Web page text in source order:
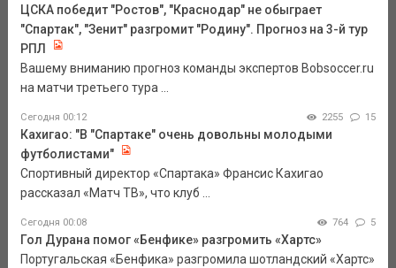
ЦСКА победит "Ростов", "Краснодар" не обыграет
"Спартак", "Зенит" разгромит "Родину". Прогноз на 3-й тур
РПЛ
Вашему вниманию прогноз команды экспертов Bobsoccer.ru
на матчи третьего тура ...
Сегодня 00:12 2255 15
Кахигао: "В "Спартаке" очень довольны молодыми
футболистами"
Спортивный директор «Спартака» Франсис Кахигао
рассказал «Матч ТВ», что клуб ...
Сегодня 00:08 764 5
Гол Дурана помог «Бенфике» разгромить «Хартс»
Португальская «Бенфика» разгромила шотландский «Хартс»